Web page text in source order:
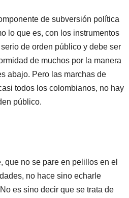
de subversión política
lo que es, con los instrumentos
de orden público y debe ser
de muchos por la manera
abajo. Pero las marchas de
todos los colombianos, no hay
público.
que no se pare en pelillos en el
no hace sino echarle
es sino decir que se trata de